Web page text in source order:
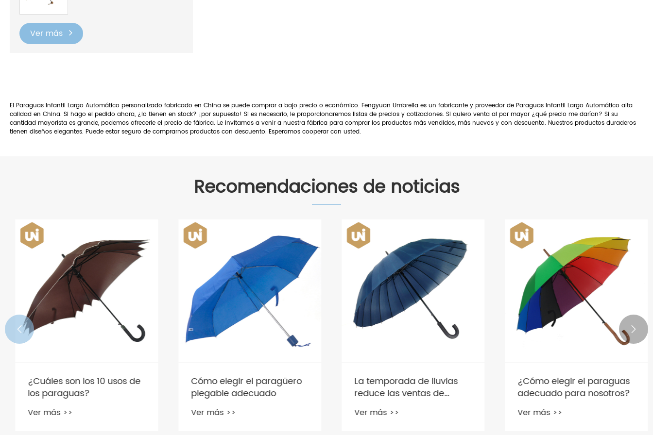
Ver más
El Paraguas Infantil Largo Automático personalizado fabricado en China se puede comprar a bajo precio o económico. Fengyuan Umbrella es un fabricante y proveedor de Paraguas Infantil Largo Automático alta
calidad en China. Si hago el pedido ahora, ¿lo tienen en stock? ¡por supuesto! Si es necesario, le proporcionaremos listas de precios y cotizaciones. Si quiero venta al por mayor ¿qué precio me darían? Si su
cantidad mayorista es grande, podemos ofrecerle el precio de fábrica. Le invitamos a venir a nuestra fábrica para comprar los productos más vendidos, más nuevos y con descuento. Nuestros productos duraderos
tienen diseños elegantes. Puede estar seguro de comprarnos productos con descuento. Esperamos cooperar con usted.
Recomendaciones de noticias
¿Cuáles son los 10 usos de
los paraguas?
Ver más >>
Cómo elegir el paragüero
plegable adecuado
Ver más >>
​La temporada de lluvias
reduce las ventas de
paraguas
Ver más >>
¿Cómo elegir el paraguas
adecuado para nosotros?
Ver más >>
 